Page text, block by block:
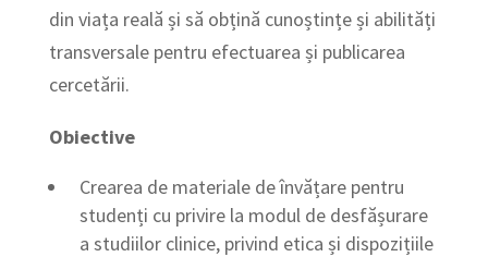
din viața reală și să obțină cunoștințe și abilități
transversale pentru efectuarea și publicarea
cercetării.
Obiective
Crearea de materiale de învățare pentru
studenți cu privire la modul de desfășurare
a studiilor clinice, privind etica și dispozițiile